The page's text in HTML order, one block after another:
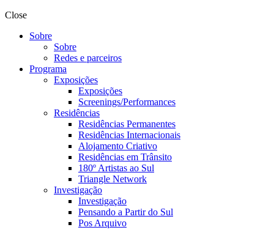
Close
Sobre
Sobre
Redes e parceiros
Programa
Exposições
Exposições
Screenings/Performances
Residências
Residências Permanentes
Residências Internacionais
Alojamento Criativo
Residências em Trânsito
180º Artistas ao Sul
Triangle Network
Investigação
Investigação
Pensando a Partir do Sul
Pos Arquivo